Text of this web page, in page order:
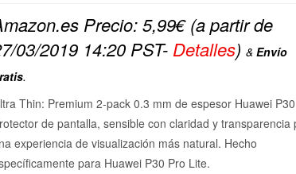
Precio:5,99€(a partir de
03/2019 14:20 PST- Detalles) & Envío
.
Thin: Premium 2-pack 0.3 mm de espesor Huawei
de pantalla, sensible con claridad y transparencia
experiencia de visualización más natural. Hecho
para Huawei P30 Pro Lite.